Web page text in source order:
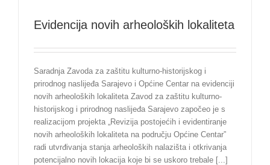
Evidencija novih arheoloških lokaliteta
Saradnja Zavoda za zaštitu kulturno-historijskog i
prirodnog naslijeđa Sarajevo i Općine Centar na evidenciji
novih arheoloških lokaliteta Zavod za zaštitu kulturno-
historijskog i prirodnog naslijeđa Sarajevo započeo je s
realizacijom projekta „Revizija postojećih i evidentiranje
novih arheoloških lokaliteta na području Općine Centar”
radi utvrđivanja stanja arheoloških nalazišta i otkrivanja
potencijalno novih lokacija koje bi se uskoro trebale [...]